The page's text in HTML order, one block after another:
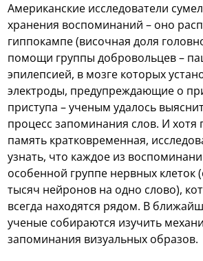
Американские исследователи
хранения воспоминаний – оно
гиппокампе (височная доля
помощи группы добровольцев –
эпилепсией, в мозге которых
электроды, предупреждающие о
приступа – ученым удалось
процесс запоминания слов. И хотя
память кратковременная,
узнать, что каждое из
особенной группе нервных клеток
тысяч нейронов на одно слово),
всегда находятся рядом. В
ученые собираются изучить
запоминания визуальных образов.